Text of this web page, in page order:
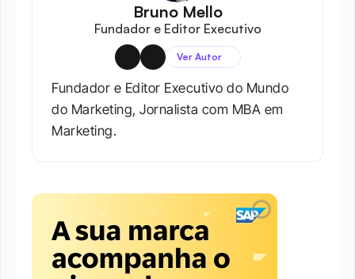
Bruno Mello
Fundador e Editor Executivo
Ver Autor
Fundador e Editor Executivo do Mundo
do Marketing, Jornalista com MBA em
Marketing.